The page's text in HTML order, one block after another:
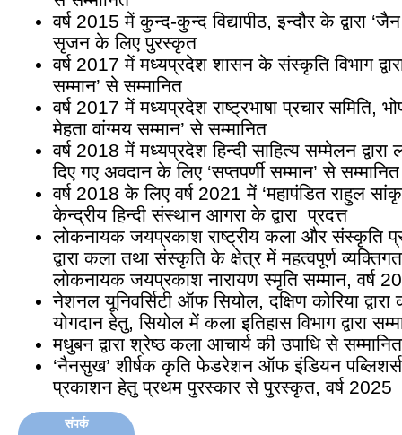
वर्ष 2015 में कुन्द-कुन्द विद्यापीठ, इन्दौर के द्वारा
सृजन के लिए पुरस्कृत
वर्ष 2017 में मध्यप्रदेश शासन के संस्कृति विभाग
सम्मान’ से सम्मानित
वर्ष 2017 में मध्यप्रदेश राष्ट्रभाषा प्रचार समिति,
मेहता वांग्मय सम्मान’ से सम्मानित
वर्ष 2018 में मध्यप्रदेश हिन्दी साहित्य सम्मेलन
दिए गए अवदान के लिए ‘सप्तपर्णी सम्मान’ से सम्मानित
वर्ष 2018 के लिए वर्ष 2021 में ‘महापंडित राहुल
केन्द्रीय हिन्दी संस्थान आगरा के द्वारा प्रदत्त
लोकनायक जयप्रकाश राष्ट्रीय कला और संस्कृति
द्वारा कला तथा संस्कृति के क्षेत्र में महत्वपूर्ण
लोकनायक जयप्रकाश नारायण स्मृति सम्मान, वर्ष
नेशनल यूनिवर्सिटी ऑफ सियोल, दक्षिण कोरिया
योगदान हेतु, सियोल में कला इतिहास विभाग द्वारा
मधुबन द्वारा श्रेष्ठ कला आचार्य की उपाधि से
‘नैनसुख’ शीर्षक कृति फेडरेशन ऑफ इंडियन पब्लिशर्स
प्रकाशन हेतु प्रथम पुरस्कार से पुरस्कृत, वर्ष 2025
संपर्क